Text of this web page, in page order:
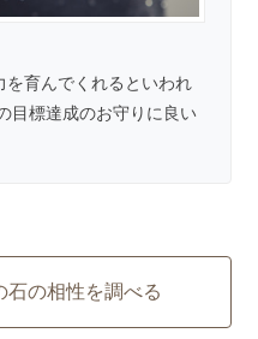
を育んでくれるといわれ
目標達成のお守りに良い
石の相性を調べる